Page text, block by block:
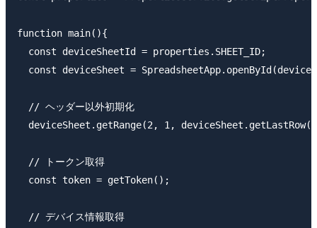
function main(){
  const deviceSheetId = properties.SHEET_ID;
const deviceSheet =
  // ヘッダー以外初期化
deviceSheet.getRange(2, 1,
  // トークン取得
  const token = getToken();
  // デバイス情報取得